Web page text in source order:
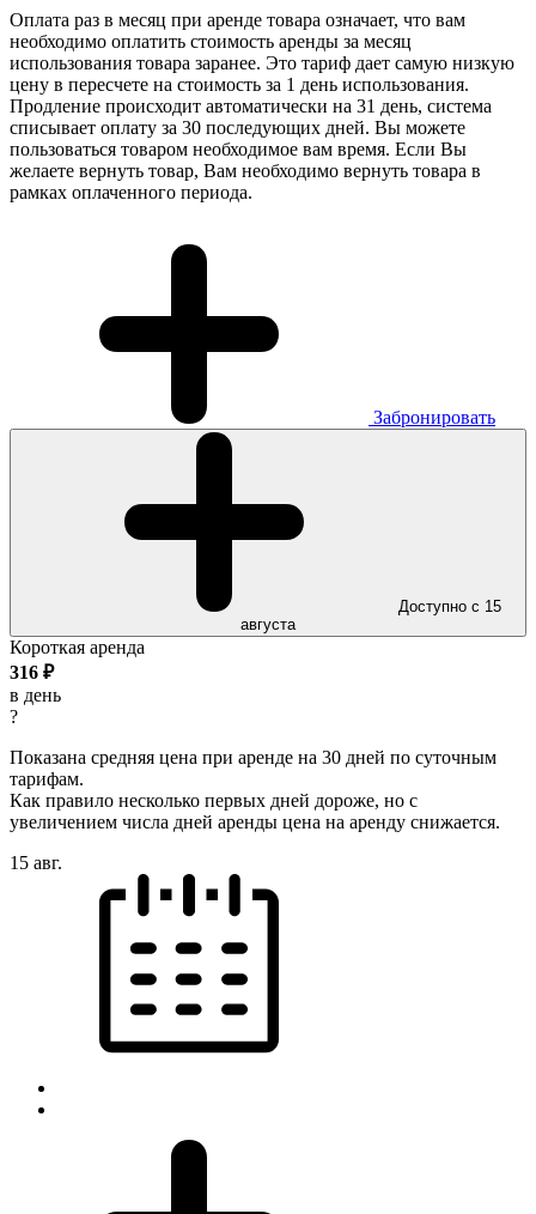
Оплата раз в месяц при аренде товара означает, что вам
необходимо оплатить стоимость аренды за месяц
использования товара заранее. Это тариф дает самую низкую
цену в пересчете на стоимость за 1 день использования.
Продление происходит автоматически на 31 день, система
списывает оплату за 30 последующих дней. Вы можете
пользоваться товаром необходимое вам время. Если Вы
желаете вернуть товар, Вам необходимо вернуть товара в
рамках оплаченного периода.
Забронировать
Доступно с 15
августа
Короткая аренда
316 ₽
в день
?
Показана средняя цена при аренде на 30 дней по суточным
тарифам.
Как правило несколько первых дней дороже, но с
увеличением числа дней аренды цена на аренду снижается.
15 авг.